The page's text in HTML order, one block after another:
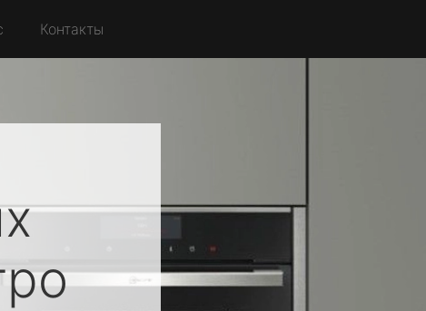
Контакты